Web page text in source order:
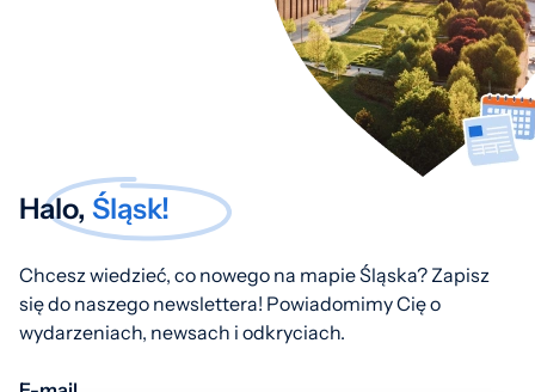
Halo, Śląsk!
Chcesz wiedzieć, co nowego na mapie Śląska? Zapisz
się do naszego newslettera! Powiadomimy Cię o
wydarzeniach, newsach i odkryciach.